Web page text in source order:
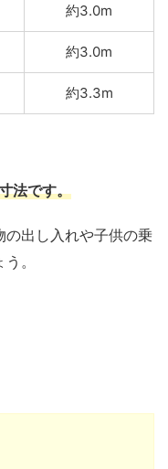
約3.0m
約3.0m
約3.3m
法です。
の出し入れや子供の乗
。